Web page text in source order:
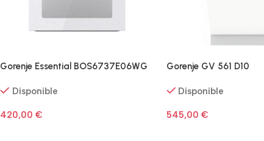
Gorenje Essential BOS6737E06WG
Disponible
420,00 €
Gorenje GV 561 D10
Disponible
545,00 €